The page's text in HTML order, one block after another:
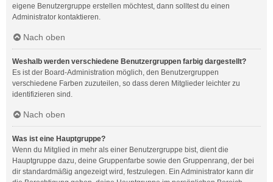
eigene Benutzergruppe erstellen möchtest, dann solltest du einen
Administrator kontaktieren.
Nach oben
Weshalb werden verschiedene Benutzergruppen farbig dargestellt?
Es ist der Board-Administration möglich, den Benutzergruppen
verschiedene Farben zuzuteilen, so dass deren Mitglieder leichter zu
identifizieren sind.
Nach oben
Was ist eine Hauptgruppe?
Wenn du Mitglied in mehr als einer Benutzergruppe bist, dient die
Hauptgruppe dazu, deine Gruppenfarbe sowie den Gruppenrang, der bei
dir standardmäßig angezeigt wird, festzulegen. Ein Administrator kann dir